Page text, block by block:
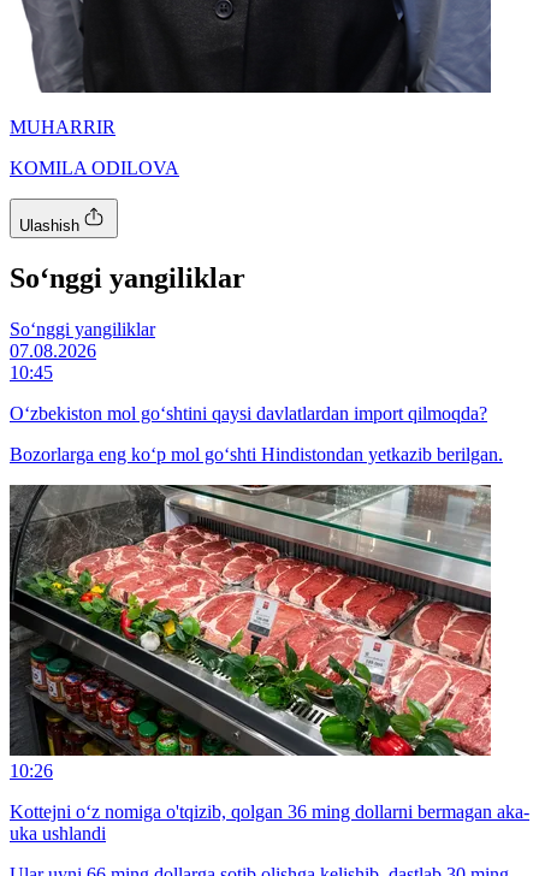
MUHARRIR
KOMILA ODILOVA
Ulashish
So‘nggi yangiliklar
So‘nggi yangiliklar
07.08.2026
10:45
O‘zbekiston mol go‘shtini qaysi davlatlardan import qilmoqda?
Bozorlarga eng ko‘p mol go‘shti Hindistondan yetkazib berilgan.
10:26
Kottejni o‘z nomiga o'tqizib, qolgan 36 ming dollarni bermagan aka-
uka ushlandi